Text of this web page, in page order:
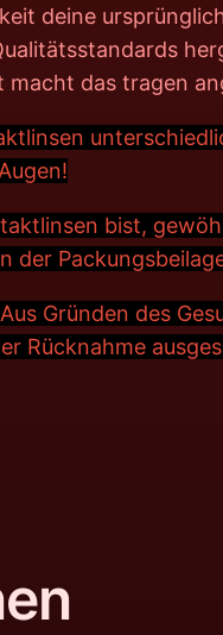
deine
das tragen
bist,
der
Gründen des
Rücknahme